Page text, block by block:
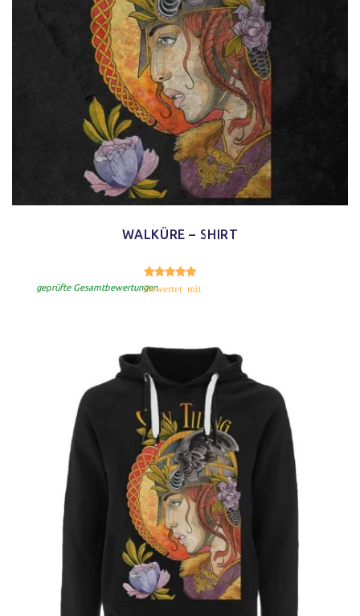
WALKÜRE – SHIRT
Bewertet mit
geprüfte Gesamtbewertungen